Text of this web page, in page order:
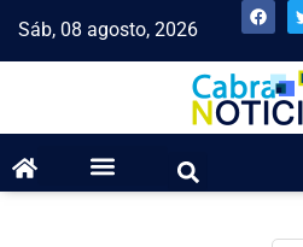
Sáb, 08 agosto, 2026